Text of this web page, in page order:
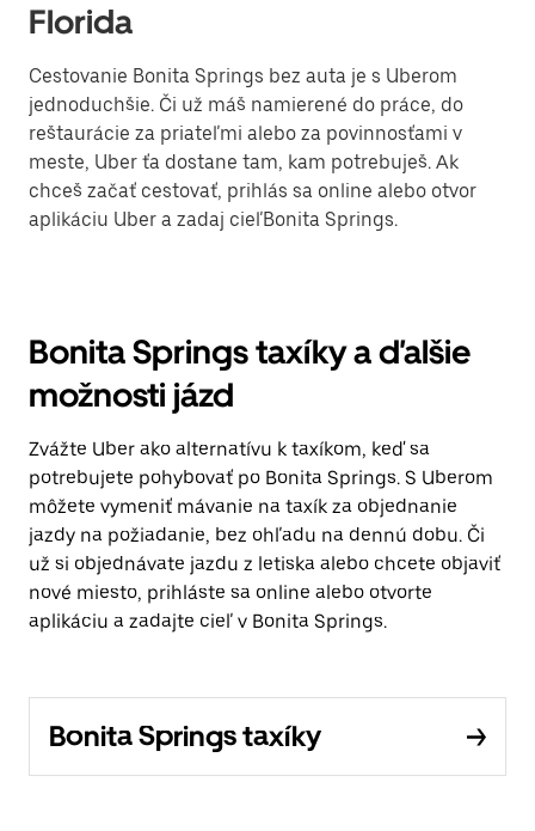
Florida
Cestovanie Bonita Springs bez auta je s Uberom
jednoduchšie. Či už máš namierené do práce, do
reštaurácie za priateľmi alebo za povinnosťami v
meste, Uber ťa dostane tam, kam potrebuješ. Ak
chceš začať cestovať, prihlás sa online alebo otvor
aplikáciu Uber a zadaj cieľBonita Springs.
Bonita Springs taxíky a ďalšie
možnosti jázd
Zvážte Uber ako alternatívu k taxíkom, keď sa
potrebujete pohybovať po Bonita Springs. S Uberom
môžete vymeniť mávanie na taxík za objednanie
jazdy na požiadanie, bez ohľadu na dennú dobu. Či
už si objednávate jazdu z letiska alebo chcete objaviť
nové miesto, prihláste sa online alebo otvorte
aplikáciu a zadajte cieľ v Bonita Springs.
Bonita Springs taxíky